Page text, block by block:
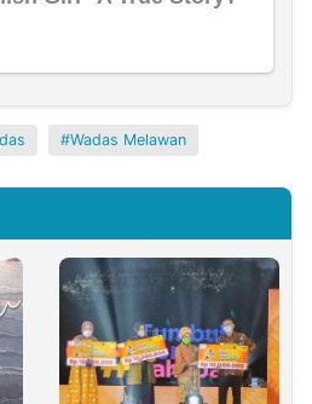
Wadas Melawan